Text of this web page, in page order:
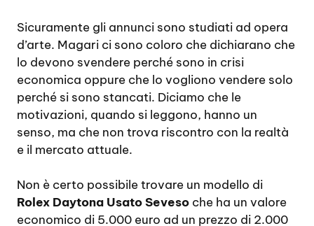
Sicuramente gli annunci sono studiati ad opera
d’arte. Magari ci sono coloro che dichiarano che
lo devono svendere perché sono in crisi
economica oppure che lo vogliono vendere solo
perché si sono stancati. Diciamo che le
motivazioni, quando si leggono, hanno un
senso, ma che non trova riscontro con la realtà
e il mercato attuale.
Non è certo possibile trovare un modello di
Rolex Daytona Usato Seveso che ha un valore
economico di 5.000 euro ad un prezzo di 2.000